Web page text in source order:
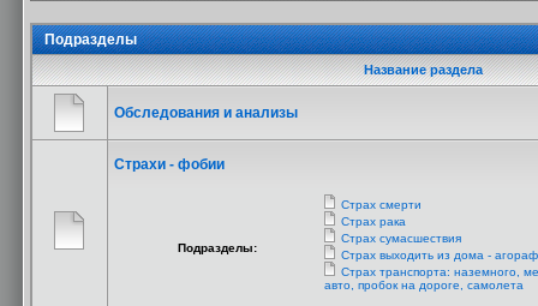
Подразделы
Название раздела
Обследования и анализы
Страхи - фобии
Подразделы:
Страх смерти
Страх рака
Страх сумасшествия
Страх выходить из дома -
Страх транспорта: наземного,
авто, пробок на дороге, самолета